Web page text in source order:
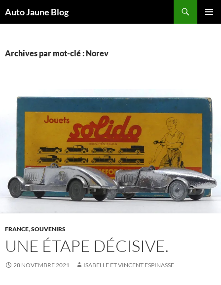
Auto Jaune Blog
Archives par mot-clé : Norev
FRANCE,SOUVENIRS
UNE ÉTAPE DÉCISIVE.
28 NOVEMBRE 2021 ISABELLE ET VINCENT ESPINASSE